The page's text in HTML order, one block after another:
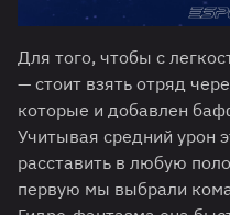
Для того, чтобы с
— стоит взять отряд
которые и добавлен
Учитывая средний урон
расставить в любую
первую мы выбрали